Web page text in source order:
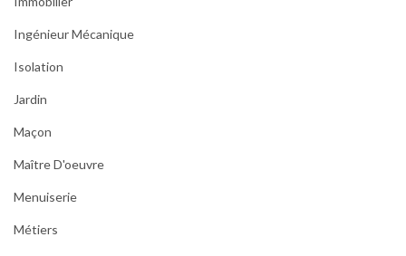
Ingénieur Mécanique
Isolation
Jardin
Maçon
Maître D'oeuvre
Menuiserie
Métiers